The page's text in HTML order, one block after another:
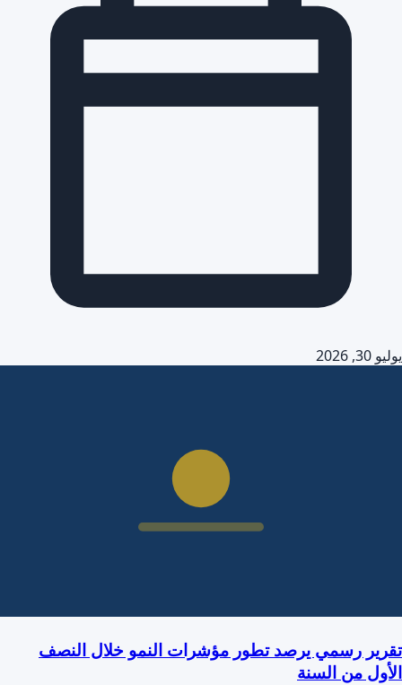
يوليو 30, 2026
تقرير رسمي يرصد تطور مؤشرات النمو خلال النصف
الأول من السنة